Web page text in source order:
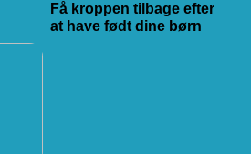
Få kroppen tilbage efter
at have født dine børn